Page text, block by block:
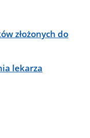
złożonych do
lekarza